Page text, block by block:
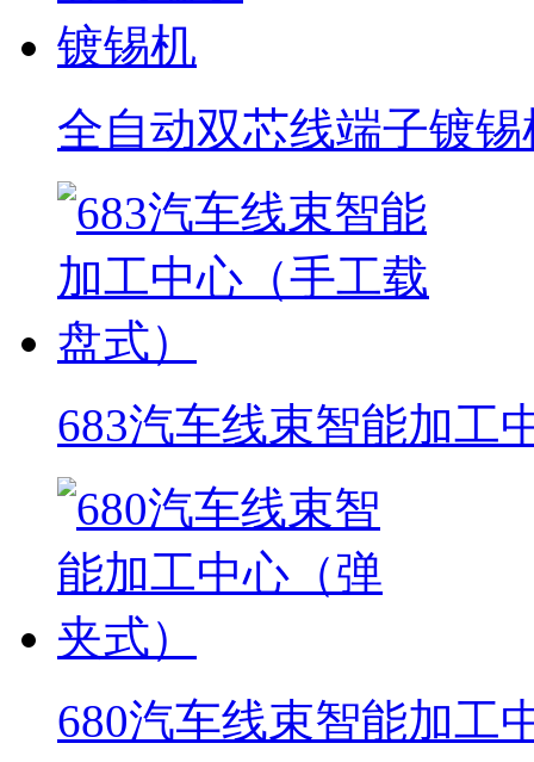
全自动双芯线端子镀锡
683汽车线束智能加工
680汽车线束智能加工